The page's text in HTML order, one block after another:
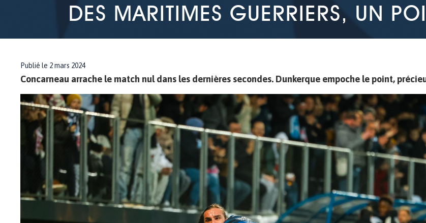
DES MARITIMES GUERRIERS, UN
Publié le 2 mars 2024
Concarneau arrache le match nul dans les dernières secondes. Dunkerque empoche le point,